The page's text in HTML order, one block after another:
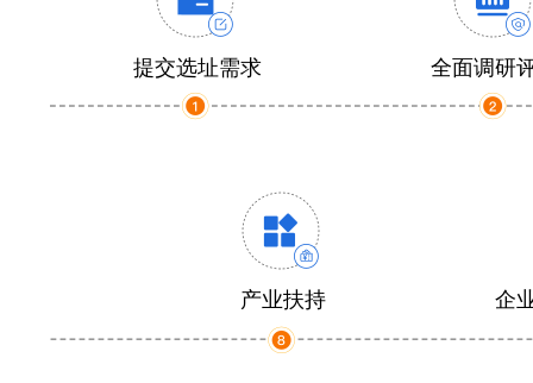
提交选址需求 全面调研
产业扶持 企